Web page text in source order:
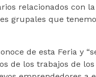
relacionados con
grupales que
de esta Feria y
de los trabajos de